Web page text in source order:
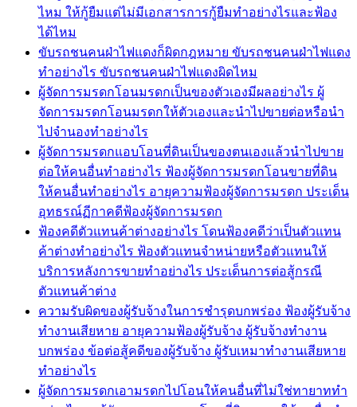
ไหม ให้กู้ยืมแต่ไม่มีเอกสารการกู้ยืมทำอย่างไรและฟ้อง
ได้ไหม
ขับรถชนคนฝ่าไฟแดงก็ผิดกฎหมาย ขับรถชนคนฝ่าไฟแดง
ทำอย่างไร ขับรถชนคนฝ่าไฟแดงผิดไหม
ผู้จัดการมรดกโอนมรดกเป็นของตัวเองมีผลอย่างไร ผู้
จัดการมรดกโอนมรดกให้ตัวเองและนำไปขายต่อหรือนำ
ไปจำนองทำอย่างไร
ผู้จัดการมรดกแอบโอนที่ดินเป็นของตนเองแล้วนำไปขาย
ต่อให้คนอื่นทำอย่างไร ฟ้องผู้จัดการมรดกโอนขายที่ดิน
ให้คนอื่นทำอย่างไร อายุความฟ้องผู้จัดการมรดก ประเด็น
อุทธรณ์ฏีกาคดีฟ้องผู้จัดการมรดก
ฟ้องคดีตัวแทนค้าต่างอย่างไร โดนฟ้องคดีว่าเป็นตัวแทน
ค้าต่างทำอย่างไร ฟ้องตัวแทนจำหน่ายหรือตัวแทนให้
บริการหลังการขายทำอย่างไร ประเด็นการต่อสู้กรณี
ตัวแทนค้าต่าง
ความรับผิดของผู้รับจ้างในการชำรุดบกพร่อง ฟ้องผู้รับจ้าง
ทำงานเสียหาย อายุความฟ้องผู้รับจ้าง ผู้รับจ้างทำงาน
บกพร่อง ข้อต่อสู้คดีของผู้รับจ้าง ผู้รับเหมาทำงานเสียหาย
ทำอย่างไร
ผู้จัดการมรดกเอามรดกไปโอนให้คนอื่นที่ไม่ใช่ทายาททำ